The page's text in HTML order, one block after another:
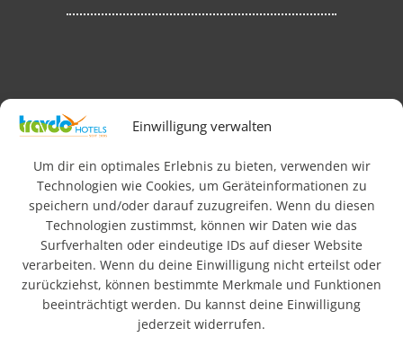
Einwilligung verwalten
Um dir ein optimales Erlebnis zu bieten, verwenden wir
Technologien wie Cookies, um Geräteinformationen zu
speichern und/oder darauf zuzugreifen. Wenn du diesen
Technologien zustimmst, können wir Daten wie das
Surfverhalten oder eindeutige IDs auf dieser Website
verarbeiten. Wenn du deine Einwilligung nicht erteilst oder
zurückziehst, können bestimmte Merkmale und Funktionen
beeinträchtigt werden. Du kannst deine Einwilligung
jederzeit widerrufen.
Impressum AGB Datenschutz & Rechtliches
FAQ Newsletteranmeldung Barrierefreiheit
© 2026 Travdo Hotels & Resorts. Alle Rechte vorbehalten.
Wo sind die besten
Hotels in Deutschland?